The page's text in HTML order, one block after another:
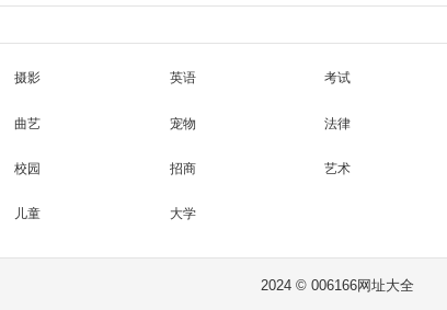
摄影 英语 考试
曲艺 宠物 法律
校园 招商 艺术
儿童 大学
2024 © 006166网址大全